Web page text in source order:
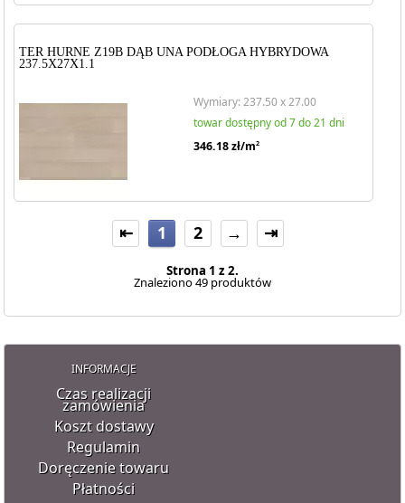
TER HURNE Z19B DĄB UNA PODŁOGA HYBRYDOWA
237.5X27X1.1
Wymiary: 237.50 x 27.00
towar dostępny od 7 do 21 dni
346.18zł/m2
⇤ 1 2 → ⇥
Strona 1 z 2.
Znaleziono 49 produktów
INFORMACJE
Czas realizacji
zamówienia
Koszt dostawy
Regulamin
Doręczenie towaru
Płatności